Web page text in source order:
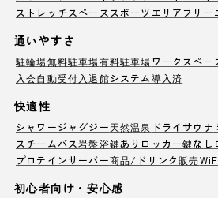
ストレッチスペース スポーツエリア フリー
通いやすさ
駐輪場無料駐車場有料駐車場ワークスペー
入会自動受付 入退館システム導入済
快適性
シャワージャグジー天然温泉 ドライサウナ
スチームバス岩盤浴鍵ありロッカー鍵なし
プロテインサーバー商品/ドリンク販売
初心者向け・安心感